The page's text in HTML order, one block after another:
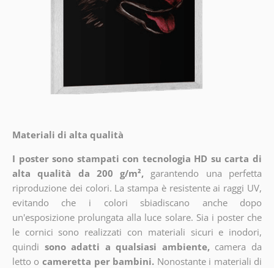
Materiali di alta qualità
I poster sono stampati con tecnologia HD su carta di
alta qualità da 200 g/m², garantendo una perfetta
riproduzione dei colori. La stampa è resistente ai raggi UV,
evitando che i colori sbiadiscano anche dopo
un'esposizione prolungata alla luce solare. Sia i poster che
le cornici sono realizzati con materiali sicuri e inodori,
quindi sono adatti a qualsiasi ambiente, camera da
letto o cameretta per bambini. Nonostante i materiali di